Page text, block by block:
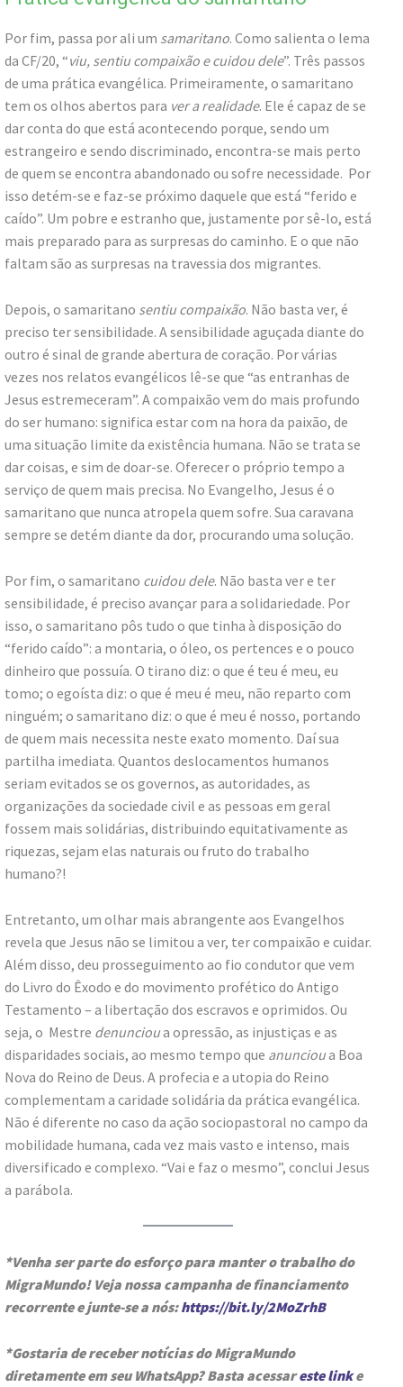
Por fim, passa por ali um samaritano. Como salienta o lema
da CF/20, “viu, sentiu compaixão e cuidou dele”. Três passos
de uma prática evangélica. Primeiramente, o samaritano
tem os olhos abertos para ver a realidade. Ele é capaz de se
dar conta do que está acontecendo porque, sendo um
estrangeiro e sendo discriminado, encontra-se mais perto
de quem se encontra abandonado ou sofre necessidade. Por
isso detém-se e faz-se próximo daquele que está “ferido e
caído”. Um pobre e estranho que, justamente por sê-lo, está
mais preparado para as surpresas do caminho. E o que não
faltam são as surpresas na travessia dos migrantes.
Depois, o samaritano sentiu compaixão. Não basta ver, é
preciso ter sensibilidade. A sensibilidade aguçada diante do
outro é sinal de grande abertura de coração. Por várias
vezes nos relatos evangélicos lê-se que “as entranhas de
Jesus estremeceram”. A compaixão vem do mais profundo
do ser humano: significa estar com na hora da paixão, de
uma situação limite da existência humana. Não se trata se
dar coisas, e sim de doar-se. Oferecer o próprio tempo a
serviço de quem mais precisa. No Evangelho, Jesus é o
samaritano que nunca atropela quem sofre. Sua caravana
sempre se detém diante da dor, procurando uma solução.
Por fim, o samaritano cuidou dele. Não basta ver e ter
sensibilidade, é preciso avançar para a solidariedade. Por
isso, o samaritano pôs tudo o que tinha à disposição do
“ferido caído”: a montaria, o óleo, os pertences e o pouco
dinheiro que possuía. O tirano diz: o que é teu é meu, eu
tomo; o egoísta diz: o que é meu é meu, não reparto com
ninguém; o samaritano diz: o que é meu é nosso, portando
de quem mais necessita neste exato momento. Daí sua
partilha imediata. Quantos deslocamentos humanos
seriam evitados se os governos, as autoridades, as
organizações da sociedade civil e as pessoas em geral
fossem mais solidárias, distribuindo equitativamente as
riquezas, sejam elas naturais ou fruto do trabalho
humano?!
Entretanto, um olhar mais abrangente aos Evangelhos
revela que Jesus não se limitou a ver, ter compaixão e cuidar.
Além disso, deu prosseguimento ao fio condutor que vem
do Livro do Êxodo e do movimento profético do Antigo
Testamento – a libertação dos escravos e oprimidos. Ou
seja, o Mestre denuncioua opressão, as injustiças e as
disparidades sociais, ao mesmo tempo que anuncioua Boa
Nova do Reino de Deus. A profecia e a utopia do Reino
complementam a caridade solidária da prática evangélica.
Não é diferente no caso da ação sociopastoral no campo da
mobilidade humana, cada vez mais vasto e intenso, mais
diversificado e complexo. “Vai e faz o mesmo”, conclui Jesus
a parábola.
*Venha ser parte do esforço para manter o trabalho do
MigraMundo! Veja nossa campanha de financiamento
recorrente e junte-se a nós:https://bit.ly/2MoZrhB
*Gostaria de receber notícias do MigraMundo
diretamente em seu WhatsApp? Basta acessareste linke